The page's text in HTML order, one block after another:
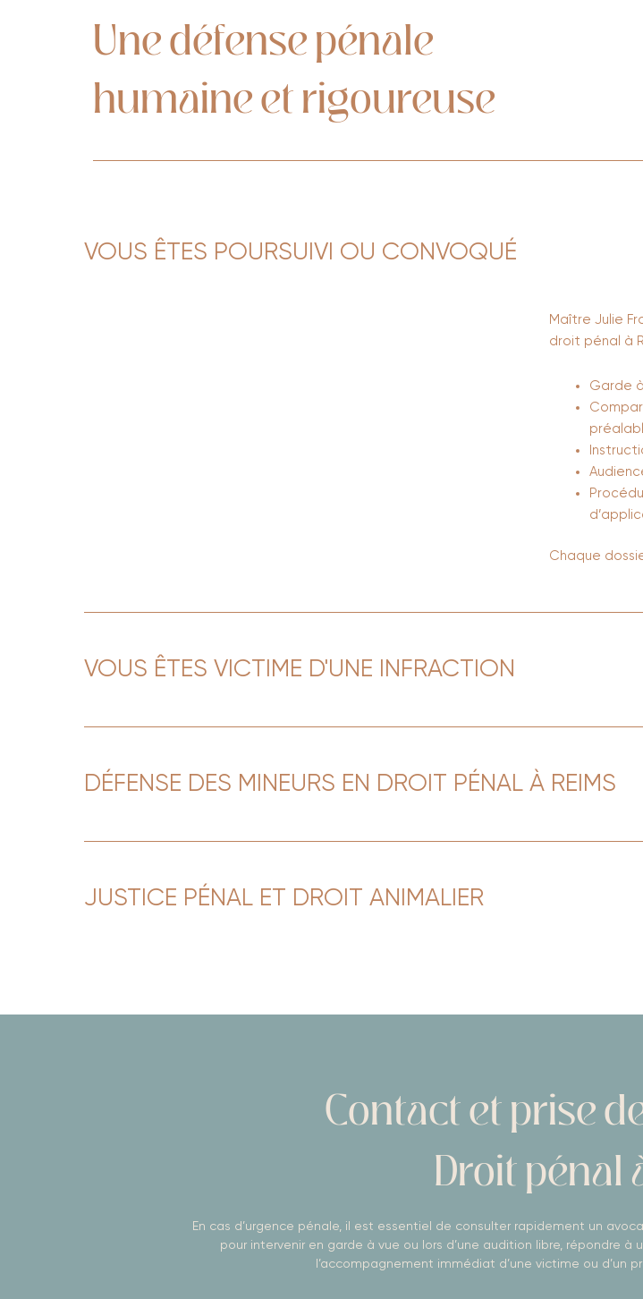
Une défense pénale
humaine et rigoureuse
VOUS ÊTES POURSUIVI OU CONVOQUÉ
Maître Julie
droit pénal à
Garde
Chaque
VOUS ÊTES VICTIME D'UNE INFRACTION
DÉFENSE DES MINEURS EN DROIT PÉNAL À REIMS
JUSTICE PÉNAL ET DROIT ANIMALIER
Contact et prise
Droit pénal
En cas d’urgence pénale, il est essentiel de consulter rapidement un
pour intervenir en garde à vue ou lors d’une audition libre, répondre
l’accompagnement immédiat d’une victime ou d’un